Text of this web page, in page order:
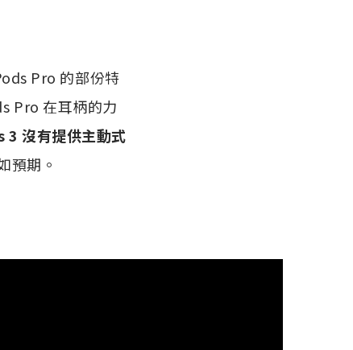
Pro 的部份特
Pro 在耳柄的力
3 沒有提供主動式
預期。